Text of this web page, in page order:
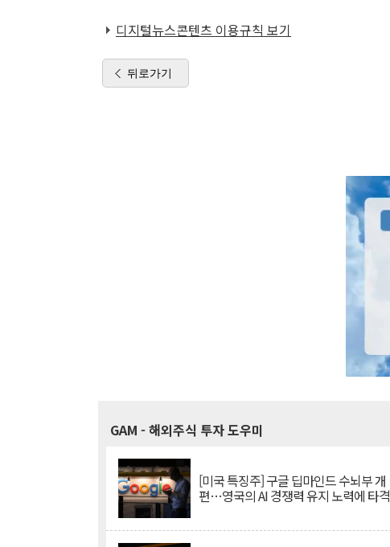
디지털뉴스콘텐츠 이용규칙 보기
뒤로가기
GAM - 해외주식 투자 도우미
[미국 특징주] 구글 딥마인드 수뇌부 개
편…영국의 AI 경쟁력 유지 노력에 타격